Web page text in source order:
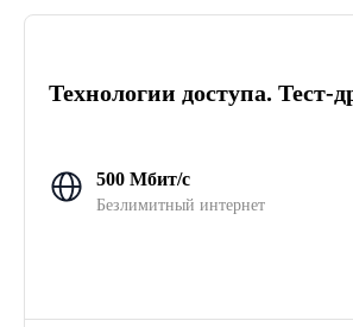
Технологии доступа. Тест-
500 Мбит/с
Безлимитный интернет